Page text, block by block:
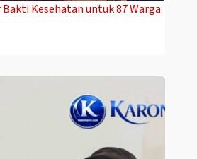
Kesehatan untuk 87 Warga